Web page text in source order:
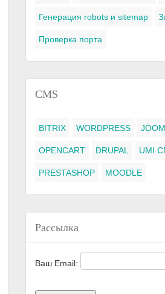
Генерация robots и sitemap
Проверка порта
CMS
BITRIX WORDPRESS
OPENCART DRUPAL
PRESTASHOP MOODLE
Рассылка
Ваш Email: